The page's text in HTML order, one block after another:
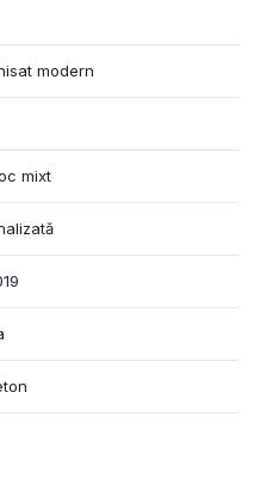
programarea unei vizionări,
modern
mixt